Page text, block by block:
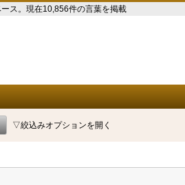
ス。現在10,856件の言葉を掲載
▽絞込みオプションを開く